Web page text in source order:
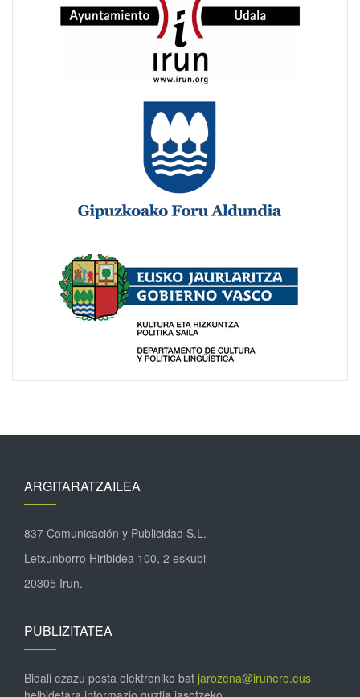
ARGITARATZAILEA
837 Comunicación y Publicidad S.L.
Letxunborro Hiribidea 100, 2 eskubi
20305 Irun.
PUBLIZITATEA
Bidali ezazu posta elektroniko bat jarozena@irunero.eus